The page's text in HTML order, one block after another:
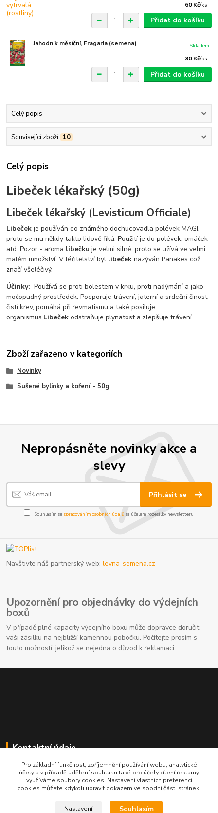
60 Kč/ks
Přidat do košíku
Jahodník měsíční, Fragaria (semena)
30 Kč/ks
Skladem
Přidat do košíku
Celý popis
Související zboží 10
Celý popis
Libeček lékařský (50g)
Libeček lékařský (Levisticum Officiale)
Libeček je používán do známého dochucovadla polévek MAGI,
proto se mu někdy takto lidově říká. Použití je do polévek, omáček
atd. Pozor - aroma libečku je velmi silné, proto se užívá ve velmi
malém množství. V léčitelství byl libeček nazýván Panakes což
značí všeléčivý.
Účinky: Používá se proti bolestem v krku, proti nadýmání a jako
močopudný prostředek. Podporuje trávení, jaterní a srdeční činost,
čistí krev, pomáhá při revmatismu a také posiluje
organismus.Libeček odstraňuje plynatost a zlepšuje trávení.
Zboží zařazeno v kategoriích
Novinky
Sušené bylinky a koření - 50g
Nepropásněte novinky akce a
slevy
Přihlásit se
Souhlasím se zpracováním osobních údajůza účelem rozesílky newsletteru.
Navštivte náš partnerský web:levna-semena.cz
Upozornění pro objednávky do výdejních
boxů
V případě plné kapacity výdejního boxu může dopravce doručit
vaši zásilku na nejbližší kamennou pobočku. Počítejte prosím s
touto možností, jelikož se nejedná o důvod k reklamaci.
Kontaktní údaje
704691325
info@rostliny-prozdravi.cz
Pro základní funkčnost, zpříjemnění používání webu, analytické
účely a v případě udělení souhlasu také pro účely cílení reklamy
využíváme soubory cookies. Nastavení vlastních preferencí
cookies můžete kdykoli upravit odkazem ve spodní části stránek.
Nastavení Souhlasím